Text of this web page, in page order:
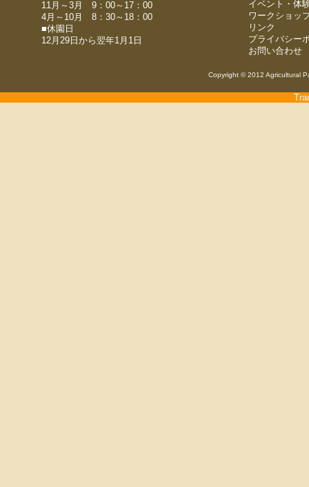
11月～3月 9：00～17：00
4月～10月 8：30～18：00
■休園日
12月29日から翌年1月1日
イベント・体
ワークショッ
リンク
プライバシー
お問い合わせ
Copyright © 2012 Agricultural